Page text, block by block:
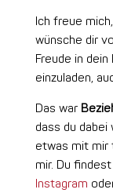
Ich freue
wünsche dir
Freude in
einzuladen,
Das war
dass du dabei
etwas mit mir
mir. Du
Instagram